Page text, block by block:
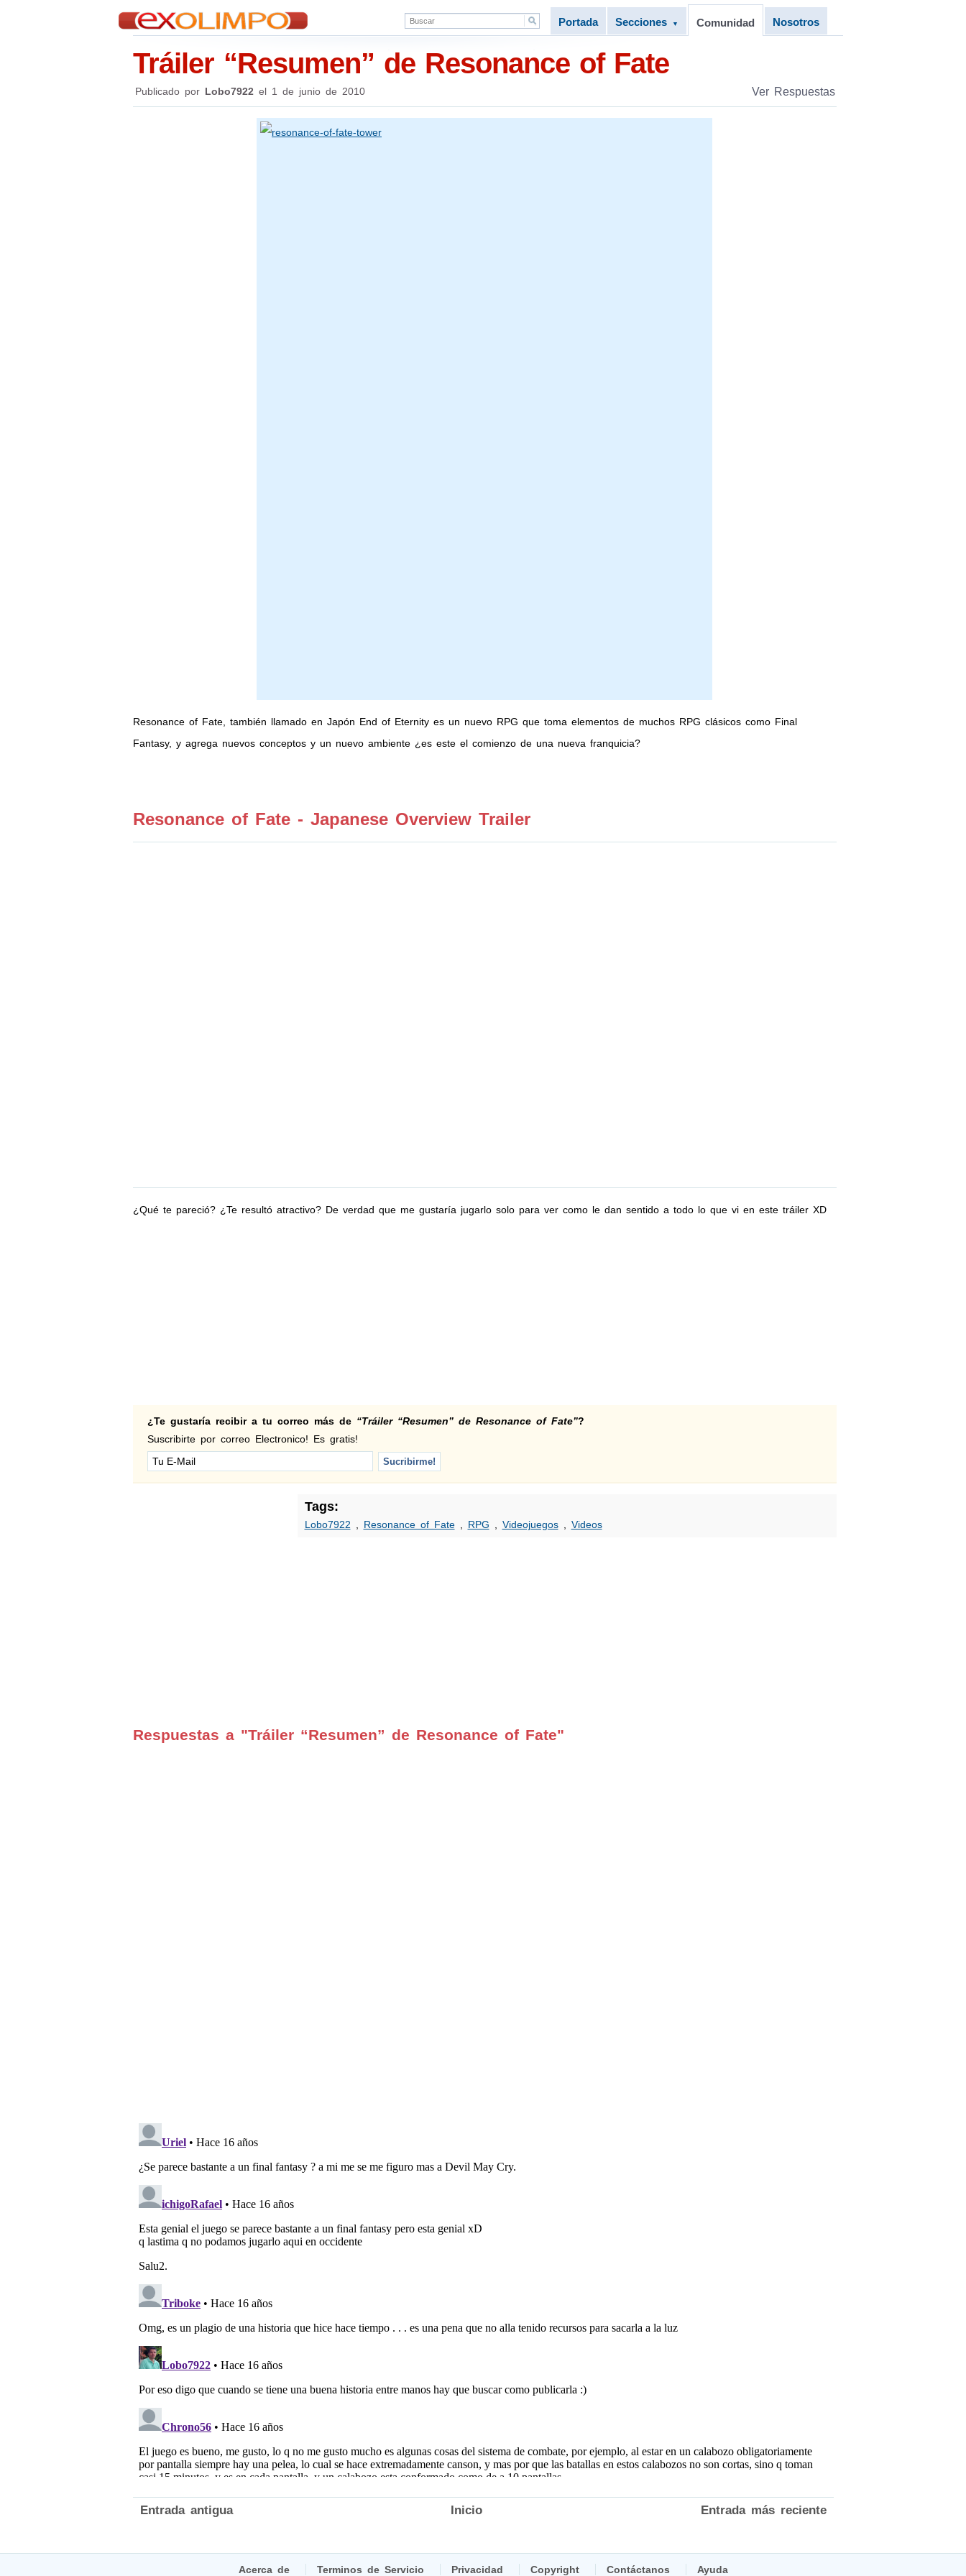
Portada Secciones ▼ Comunidad Nosotros
Tráiler “Resumen” de Resonance of Fate
Publicado por Lobo7922 el 1 de junio de 2010 Ver Respuestas
Resonance of Fate, también llamado en Japón End of Eternity es un nuevo RPG que toma elementos de muchos RPG clásicos como Final
Fantasy, y agrega nuevos conceptos y un nuevo ambiente ¿es este el comienzo de una nueva franquicia?
Resonance of Fate - Japanese Overview Trailer
¿Qué te pareció? ¿Te resultó atractivo? De verdad que me gustaría jugarlo solo para ver como le dan sentido a todo lo que vi en este tráiler XD
¿Te gustaría recibir a tu correo más de “Tráiler “Resumen” de Resonance of Fate”?
Suscribirte por correo Electronico! Es gratis!
Tags:
Lobo7922 Resonance of Fate, RPG Videojuegos, Videos
Respuestas a "Tráiler “Resumen” de Resonance of Fate"
Entrada más reciente
Entrada antigua Inicio
Acerca de Terminos de Servicio Privacidad Copyright Contáctanos Ayuda